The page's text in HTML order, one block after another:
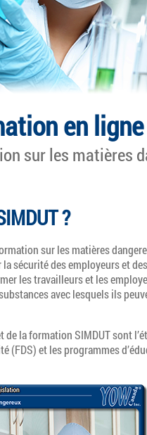
en ligne
sur les matières
?
sur les matières
la sécurité des employeurs et
les travailleurs et les
avec lesquels ils
de la formation SIMDUT sont
(FDS) et les programmes